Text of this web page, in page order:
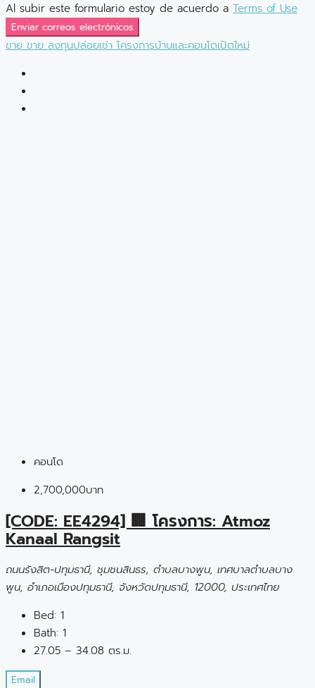
Al subir este formulario estoy de acuerdo a Terms of Use
Enviar correos electrónicos
ขายขายลงทุนปล่อยเช่าโครงการบ้านและคอนโดเปิดใหม่
คอนโด
2,700,000บาท
[CODE: EE4294] 🏢 โครงการ: Atmoz
Kanaal Rangsit
ถนนรังสิต-ปทุมธานี, ชุมชนสินธร, ตำบลบางพูน, เทศบาลตำบลบาง
พูน, อำเภอเมืองปทุมธานี, จังหวัดปทุมธานี, 12000, ประเทศไทย
Bed: 1
Bath: 1
27.05 – 34.08 ตร.ม.
Email